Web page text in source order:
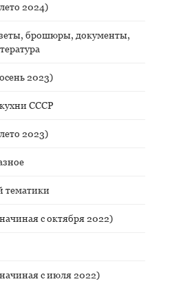
2024)
брошюры, документы,
2023)
СССР
2023)
тематики
с октября 2022)
с июля 2022)